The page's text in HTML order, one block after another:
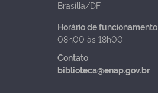
Brasília/DF
Horário de funcionamento
08h00 às 18h00
Contato
biblioteca@enap.gov.br